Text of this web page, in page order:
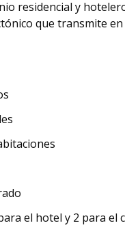
residencial y
que transmite
el hotel y 2 para el